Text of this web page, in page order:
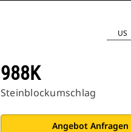
US
988K
Steinblockumschlag
Angebot Anfragen